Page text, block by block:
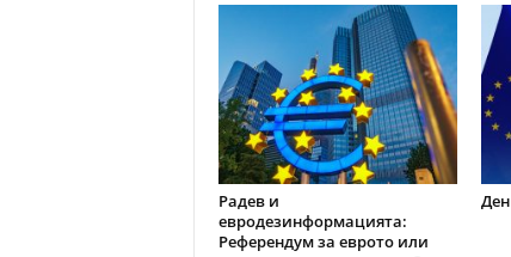
Радев и
евродезинформацията:
Референдум за еврото или